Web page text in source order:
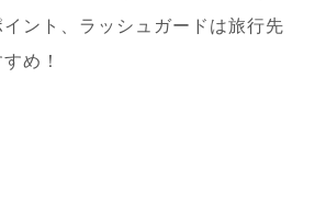
ント、ラッシュガードは旅行先
め！